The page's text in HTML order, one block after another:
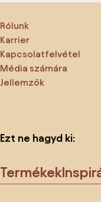
Rólunk
Karrier
Kapcsolatfelvétel
Média számára
Jellemzők
Ezt ne hagyd ki:
Termékek